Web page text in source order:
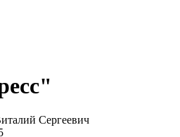
Сергеевич